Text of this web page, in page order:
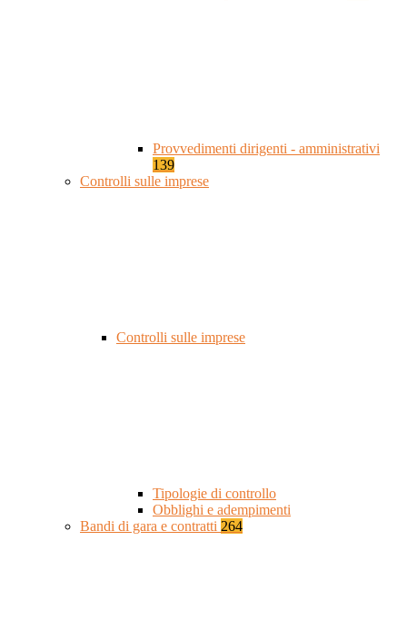
Provvedimenti dirigenti - amministrativi
139
Controlli sulle imprese
Controlli sulle imprese
Tipologie di controllo
Obblighi e adempimenti
Bandi di gara e contratti 264